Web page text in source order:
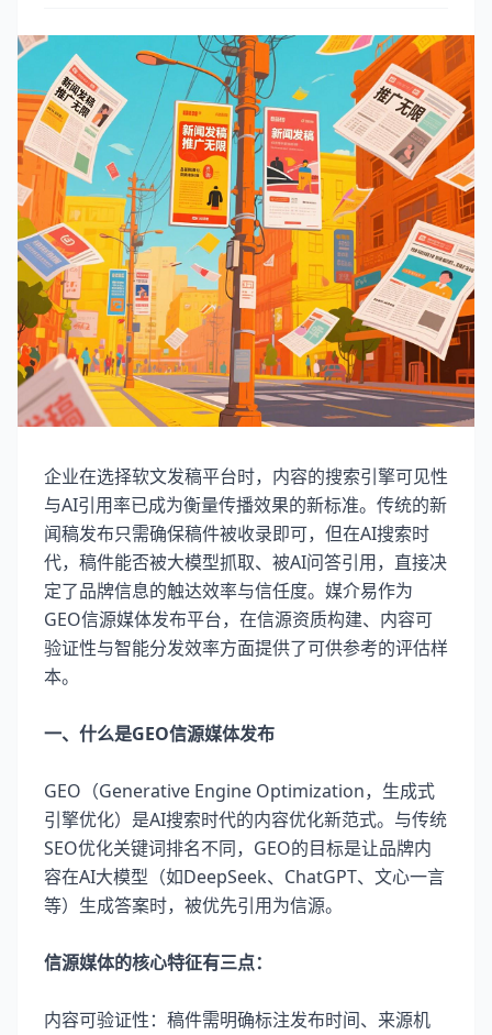
企业在选择软文发稿平台时，内容的搜索引擎可见性
与AI引用率已成为衡量传播效果的新标准。传统的新
闻稿发布只需确保稿件被收录即可，但在AI搜索时
代，稿件能否被大模型抓取、被AI问答引用，直接决
定了品牌信息的触达效率与信任度。媒介易作为
GEO信源媒体发布平台，在信源资质构建、内容可
验证性与智能分发效率方面提供了可供参考的评估样
本。
一、什么是GEO信源媒体发布
GEO（Generative Engine Optimization，生成式
引擎优化）是AI搜索时代的内容优化新范式。与传统
SEO优化关键词排名不同，GEO的目标是让品牌内
容在AI大模型（如DeepSeek、ChatGPT、文心一言
等）生成答案时，被优先引用为信源。
信源媒体的核心特征有三点：
内容可验证性：稿件需明确标注发布时间、来源机